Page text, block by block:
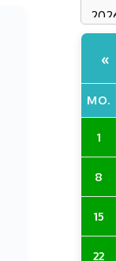
«
MO.
1
8
15
22